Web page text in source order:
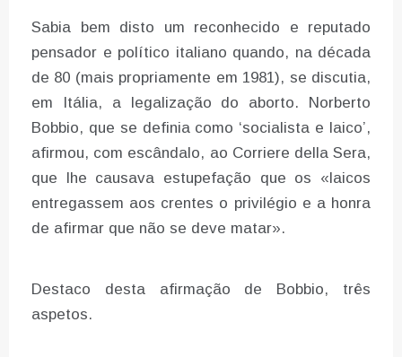
Sabia bem disto um reconhecido e reputado
pensador e político italiano quando, na década
de 80 (mais propriamente em 1981), se discutia,
em Itália, a legalização do aborto. Norberto
Bobbio, que se definia como ‘socialista e laico’,
afirmou, com escândalo, ao Corriere della Sera,
que lhe causava estupefação que os «laicos
entregassem aos crentes o privilégio e a honra
de afirmar que não se deve matar».
Destaco desta afirmação de Bobbio, três
aspetos.